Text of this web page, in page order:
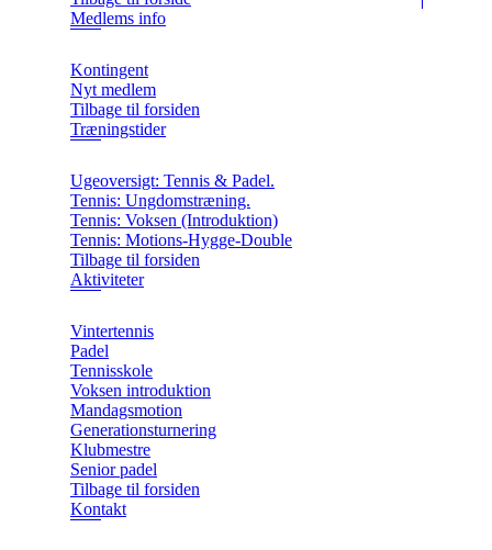
Medlems info
Kontingent
Nyt medlem
Tilbage til forsiden
Træningstider
Ugeoversigt: Tennis & Padel.
Tennis: Ungdomstræning.
Tennis: Voksen (Introduktion)
Tennis: Motions-Hygge-Double
Tilbage til forsiden
Aktiviteter
Vintertennis
Padel
Tennisskole
Voksen introduktion
Mandagsmotion
Generationsturnering
Klubmestre
Senior padel
Tilbage til forsiden
Kontakt